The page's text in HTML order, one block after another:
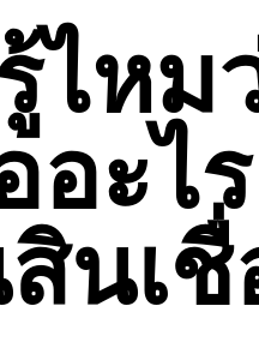
ไหม
อะไ
สินเ